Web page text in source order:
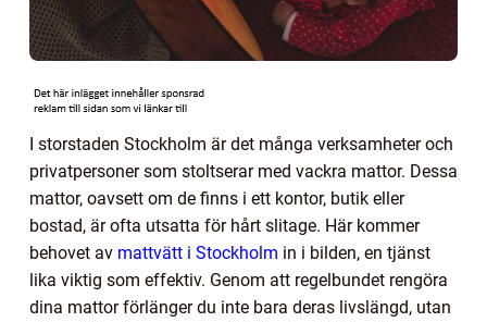
I storstaden Stockholm är det många verksamheter och
privatpersoner som stoltserar med vackra mattor. Dessa
mattor, oavsett om de finns i ett kontor, butik eller
bostad, är ofta utsatta för hårt slitage. Här kommer
behovet av mattvätt i Stockholm in i bilden, en tjänst
lika viktig som effektiv. Genom att regelbundet rengöra
dina mattor förlänger du inte bara deras livslängd, utan